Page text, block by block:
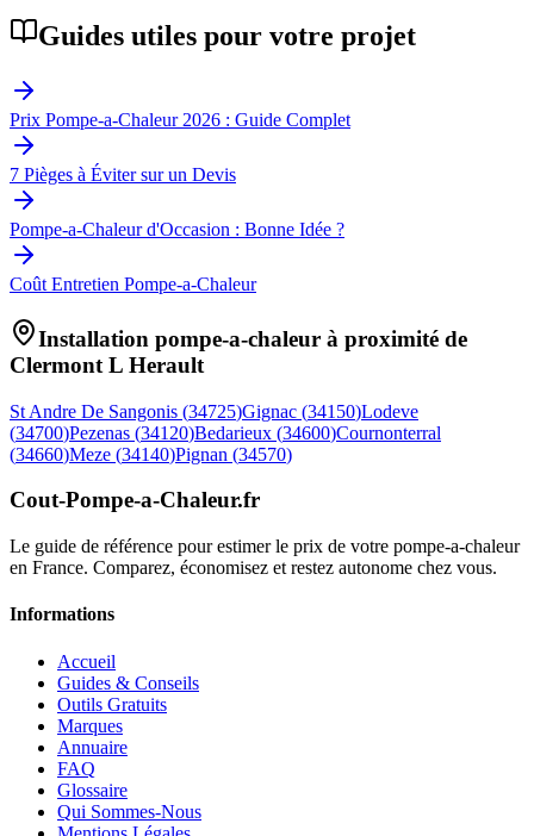
Guides utiles pour votre projet
Prix Pompe-a-Chaleur 2026 : Guide Complet
7 Pièges à Éviter sur un Devis
Pompe-a-Chaleur d'Occasion : Bonne Idée ?
Coût Entretien Pompe-a-Chaleur
Installation pompe-a-chaleur à proximité de
Clermont L Herault
St Andre De Sangonis (34725)Gignac (34150)Lodeve
(34700)Pezenas (34120)Bedarieux (34600)Cournonterral
(34660)Meze (34140)Pignan (34570)
Cout-Pompe-a-Chaleur.fr
Le guide de référence pour estimer le prix de votre pompe-a-chaleur
en France. Comparez, économisez et restez autonome chez vous.
Informations
Accueil
Guides & Conseils
Outils Gratuits
Marques
Annuaire
FAQ
Glossaire
Qui Sommes-Nous